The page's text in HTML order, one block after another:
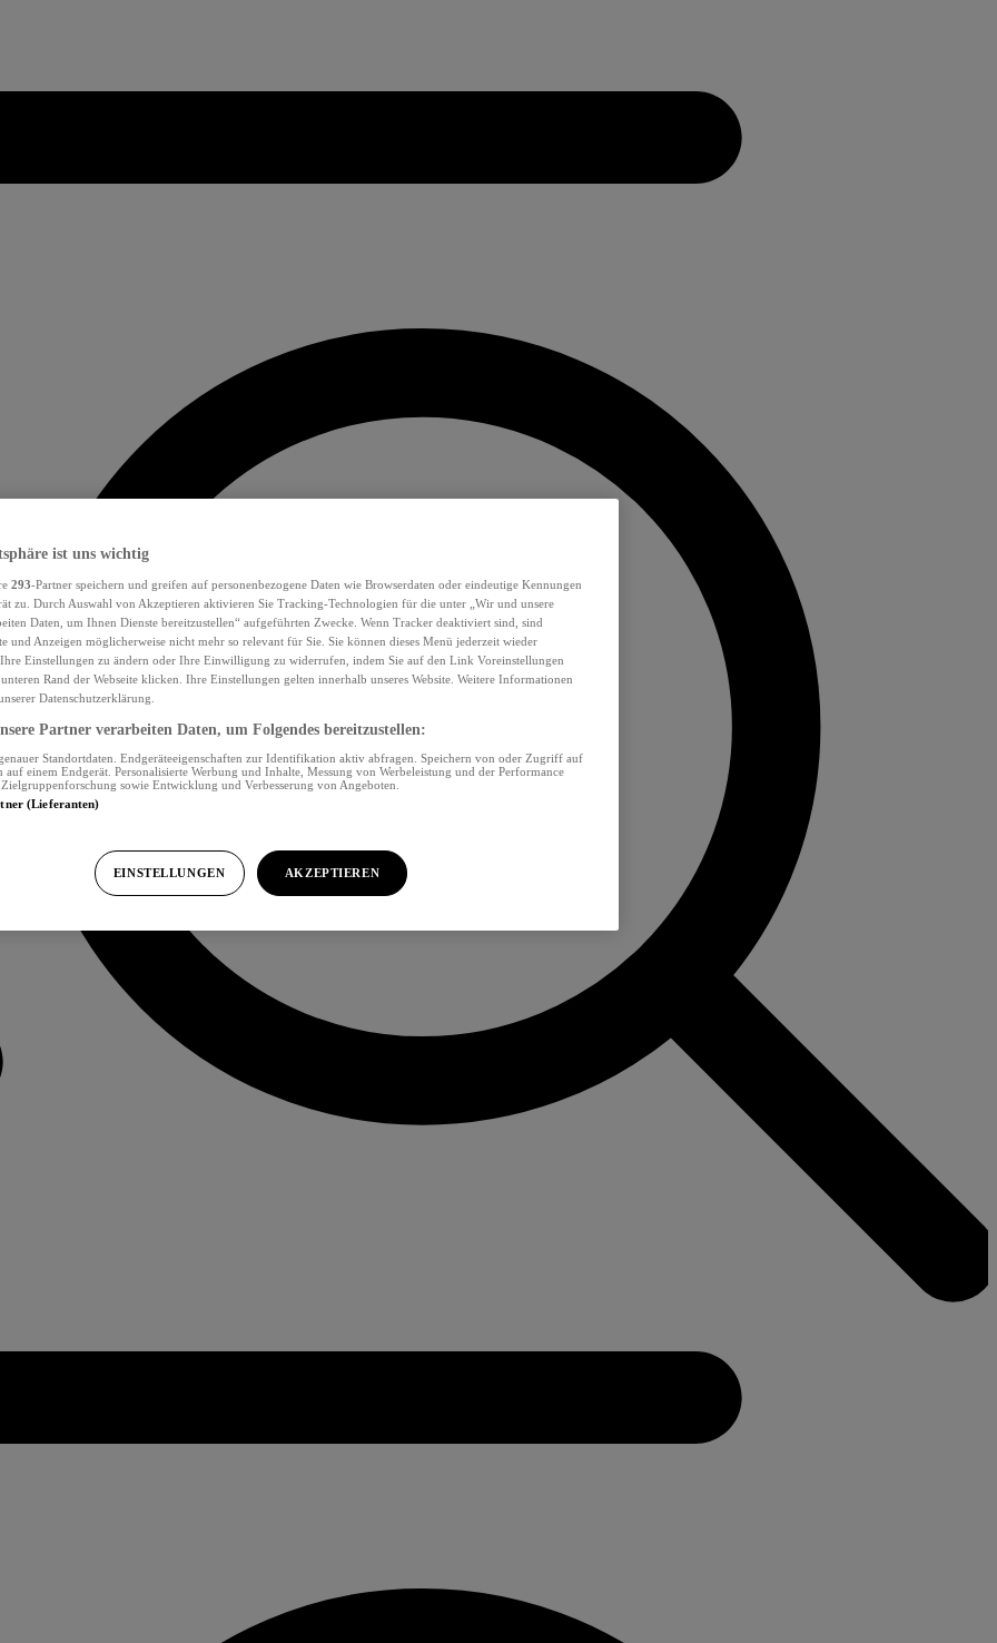
ist uns wichtig
293-Partner speichern und greifen auf personenbezogene Daten wie Browserdaten oder eindeutige Kennungen
zu. Durch Auswahl von Akzeptieren aktivieren Sie Tracking-Technologien für die unter „Wir und unsere
Daten, um Ihnen Dienste bereitzustellen“ aufgeführten Zwecke. Wenn Tracker deaktiviert sind, sind
und Anzeigen möglicherweise nicht mehr so relevant für Sie. Sie können dieses Menü jederzeit wieder
Einstellungen zu ändern oder Ihre Einwilligung zu widerrufen, indem Sie auf den Link Voreinstellungen
Rand der Webseite klicken. Ihre Einstellungen gelten innerhalb unseres Website. Weitere Informationen
Datenschutzerklärung.
Partner verarbeiten Daten, um Folgendes bereitzustellen:
Standortdaten. Endgeräteeigenschaften zur Identifikation aktiv abfragen. Speichern von oder Zugriff auf
einem Endgerät. Personalisierte Werbung und Inhalte, Messung von Werbeleistung und der Performance
sowie Entwicklung und Verbesserung von Angeboten.
(Lieferanten)
EINSTELLUNGEN AKZEPTIEREN